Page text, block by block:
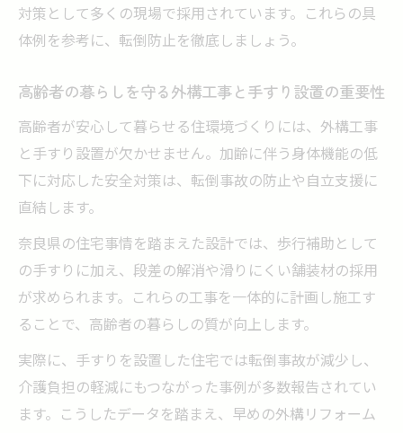
外構工事手すり設置の事例に学ぶ快適な暮
手すり設置で変わる外構工事の新たな価値
手すり設置が外構工事にもたらす新価値と
は
外構工事手すり設置で住まいの魅力を高め
る方法
手すり付き外構工事が将来の安心へとつな
がる理由
外構工事の手すり設置で得られる生活の変
化
バリアフリー外構工事が広げる快適な暮ら
し
対策として多くの現場で採用されています。これらの具
体例を参考に、転倒防止を徹底しましょう。
高齢者の暮らしを守る外構工事と手すり設置の重要性
高齢者が安心して暮らせる住環境づくりには、外構工事
と手すり設置が欠かせません。加齢に伴う身体機能の低
下に対応した安全対策は、転倒事故の防止や自立支援に
直結します。
奈良県の住宅事情を踏まえた設計では、歩行補助として
の手すりに加え、段差の解消や滑りにくい舗装材の採用
が求められます。これらの工事を一体的に計画し施工す
ることで、高齢者の暮らしの質が向上します。
実際に、手すりを設置した住宅では転倒事故が減少し、
介護負担の軽減にもつながった事例が多数報告されてい
ます。こうしたデータを踏まえ、早めの外構リフォーム